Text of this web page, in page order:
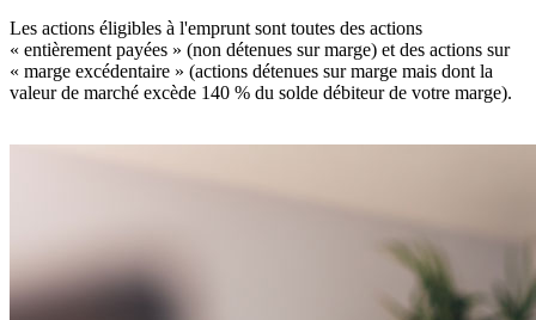
Les actions éligibles à l'emprunt sont toutes des actions
« entièrement payées » (non détenues sur marge) et des actions sur
« marge excédentaire » (actions détenues sur marge mais dont la
valeur de marché excède 140 % du solde débiteur de votre marge).